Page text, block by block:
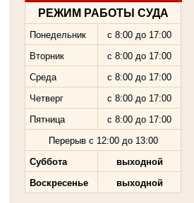
РЕЖИМ РАБОТЫ СУДА
Понедельник
с 8:00 до 17:00
Вторник
с 8:00 до 17:00
Среда
с 8:00 до 17:00
Четверг
с 8:00 до 17:00
Пятница
с 8:00 до 17:00
Перерыв с 12:00 до 13:00
Суббота
выходной
Воскресенье
выходной